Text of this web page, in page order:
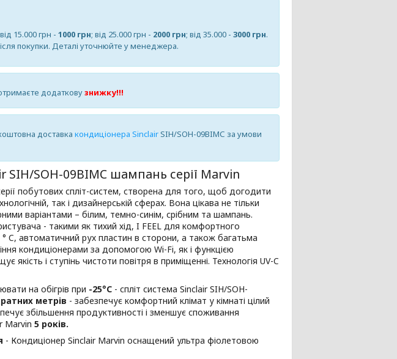
15.000 грн - 1000 грн; від 25.000 грн - 2000 грн; від 35.000 - 3000 грн.
покупки. Деталі уточнюйте у менеджера.
додатковузнижку!!!
доставка кондиціонера Sinclair SIH/SOH-09BIMС за умови
SIH/SOH-09BIMС шампань серії Marvin
побутових спліт-систем, створена для того, щоб догодити
так і дизайнерській сферах. Вона цікава не тільки
варіантами – білим, темно-синім, срібним та шампань.
- такими як тихий хід, I FEEL для комфортного
C, автоматичний рух пластин в сторони, а також багатьма
кондиціонерами за допомогою Wi-Fi, як і функцією
якість і ступінь чистоти повітря в приміщенні. Технологія UV-C
на обігрів при -25°С - спліт система Sinclair SIH/SOH-
метрів - забезпечує комфортний клімат у кімнаті цілий
збільшення продуктивності і зменшує споживання
Marvin 5 років.
- Кондиціонер Sinclair Marvin оснащений ультра фіолетовою